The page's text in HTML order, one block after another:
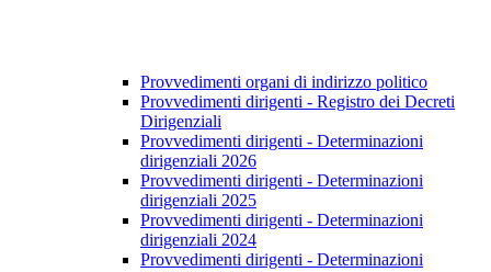
Provvedimenti organi di indirizzo politico
Provvedimenti dirigenti - Registro dei Decreti
Dirigenziali
Provvedimenti dirigenti - Determinazioni
dirigenziali 2026
Provvedimenti dirigenti - Determinazioni
dirigenziali 2025
Provvedimenti dirigenti - Determinazioni
dirigenziali 2024
Provvedimenti dirigenti - Determinazioni